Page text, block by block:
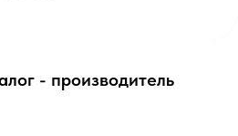
- производитель